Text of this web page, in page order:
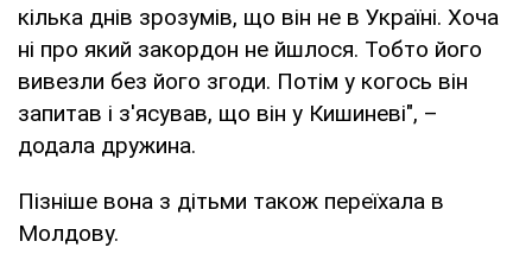
кілька днів зрозумів, що він не в Україні. Хоча
ні про який закордон не йшлося. Тобто його
вивезли без його згоди. Потім у когось він
запитав і з'ясував, що він у Кишиневі", –
додала дружина.
Пізніше вона з дітьми також переїхала в
Молдову.